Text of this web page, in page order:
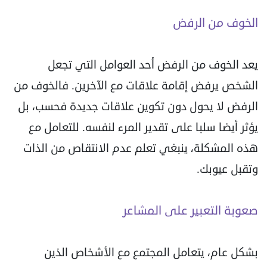
الخوف من الرفض
يعد الخوف من الرفض أحد العوامل التي تجعل
الشخص يرفض إقامة علاقات مع الآخرين. فالخوف من
الرفض لا يحول دون تكوين علاقات جديدة فحسب، بل
يؤثر أيضا سلبا على تقدير المرء لنفسه. للتعامل مع
هذه المشكلة، ينبغي تعلم عدم الانتقاص من الذات
وتقبل عيوبك.
صعوبة التعبير على المشاعر
بشكل عام، يتعامل المجتمع مع الأشخاص الذين